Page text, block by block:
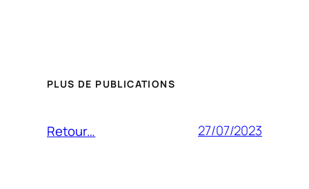
PLUS DE PUBLICATIONS
Retour… 27/07/2023